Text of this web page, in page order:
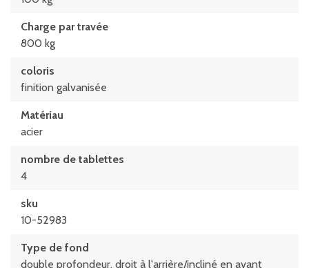
Charge par travée
800 kg
coloris
finition galvanisée
Matériau
acier
nombre de tablettes
4
sku
10-52983
Type de fond
double profondeur, droit à l'arrière/incliné en avant